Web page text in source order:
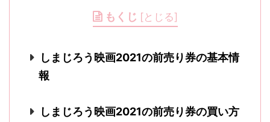
もくじ [とじる]
しまじろう映画2021の前売り券の基本情
報
しまじろう映画2021の前売り券の買い方